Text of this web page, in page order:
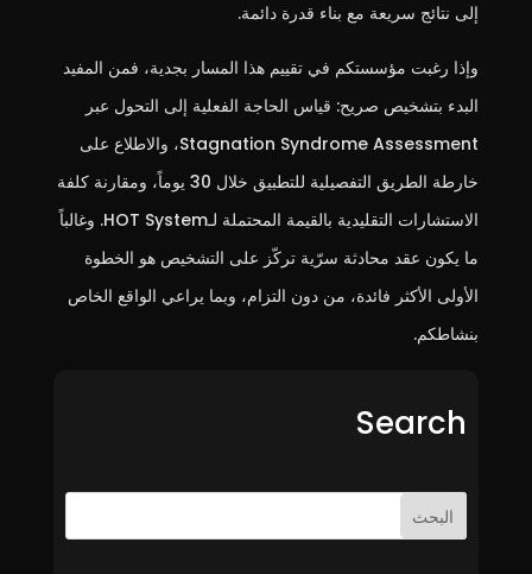
إلى نتائج سريعة مع بناء قدرة دائمة.
وإذا رغبت مؤسستكم في تقييم هذا المسار بجدية، فمن المفيد
البدء بتشخيص صريح: قياس الحاجة الفعلية إلى التحول عبر
Stagnation Syndrome Assessment، والاطلاع على
خارطة الطريق التفصيلية للتطبيق خلال 30 يوماً، ومقارنة كلفة
الاستشارات التقليدية بالقيمة المحتملة لـHOT System. وغالباً
ما يكون عقد محادثة سرّية تركّز على التشخيص هو الخطوة
الأولى الأكثر فائدة، من دون التزام، وبما يراعي الواقع الخاص
بنشاطكم.
Search
البحث